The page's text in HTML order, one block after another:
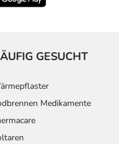
GESUCHT
Medikamente